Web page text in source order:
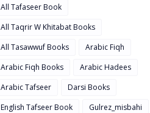
All Tafaseer Book
All Taqrir W Khitabat Books
All Tasawwuf Books
Arabic Fiqh
Arabic Fiqh Books
Arabic Hadees
Arabic Tafseer
Darsi Books
English Tafseer Book
Gulrez_misbahi